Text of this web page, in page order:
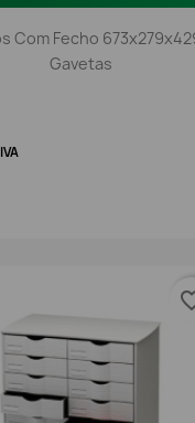
Com Fecho
Gavetas